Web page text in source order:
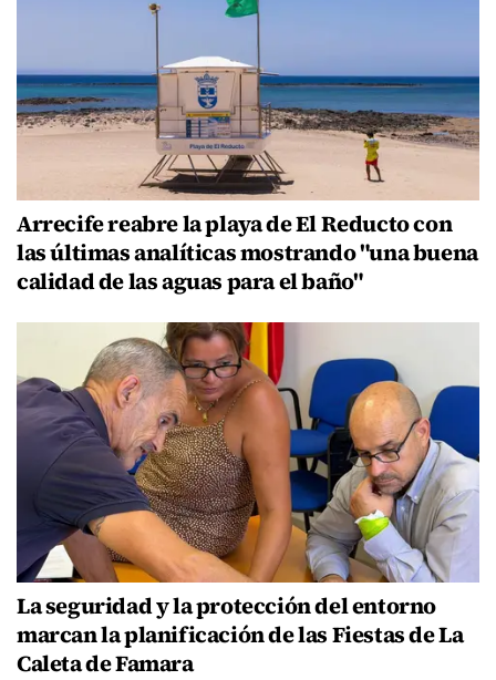
Arrecife reabre la playa de El Reducto con
las últimas analíticas mostrando "una buena
calidad de las aguas para el baño"
La seguridad y la protección del entorno
marcan la planificación de las Fiestas de La
Caleta de Famara